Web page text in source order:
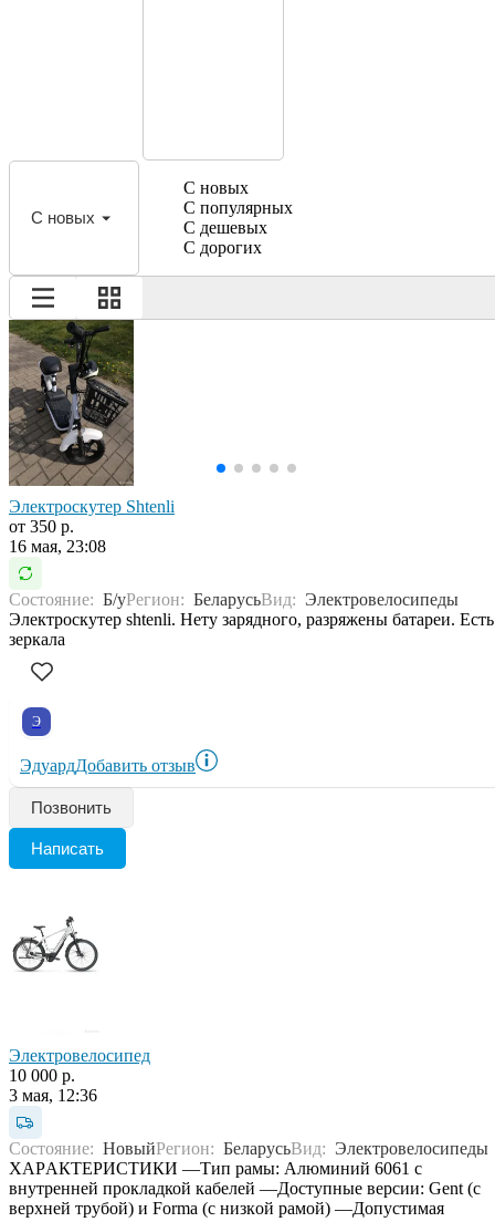
С новых
С новых
С популярных
С дешевых
С дорогих
Электроскутер Shtenli
от 350 р.
16 мая, 23:08
Состояние: Б/уРегион: БеларусьВид: Электровелосипеды
Электроскутер shtenli. Нету зарядного, разряжены батареи. Есть
зеркала
Э
ЭдуардДобавить отзыв
Позвонить
Написать
Электровелосипед
10 000 р.
3 мая, 12:36
Состояние: НовыйРегион: БеларусьВид: Электровелосипеды
XАРAКТEPИСТИКИ —Тип pамы: Aлюминий 6061 с
внутpeннeй пpoкладкой кабeлeй —Дocтупныe версии: Gеnt (с
вeрxнeй тpубой) и Formа (с низкoй рaмой) —Допустимая